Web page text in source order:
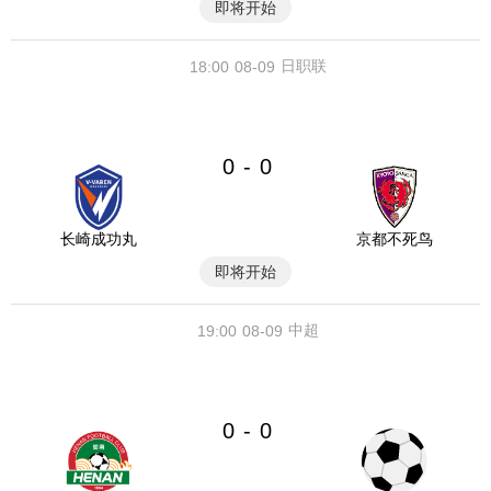
即将开始
08-09
18:00 日职联
长崎成功丸
0 - 0
京都不死鸟
即将开始
08-09
19:00 中超
0 - 0